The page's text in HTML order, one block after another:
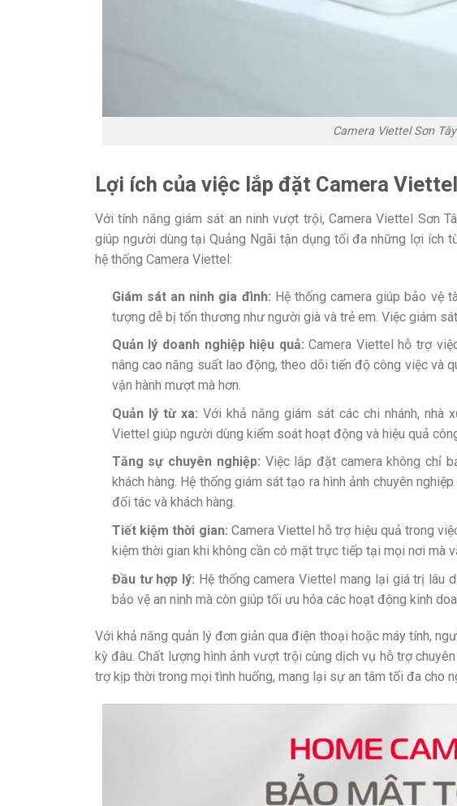
Camera Viettel Sơn
Lợi ích của việc lắp đặt Camera
Với tính năng giám sát an ninh vượt trội, Camera Viettel Sơn
giúp người dùng tại Quảng Ngãi tận dụng tối đa những lợi ích
hệ thống Camera Viettel:
Giám sát an ninh gia đình: Hệ thống camera giúp bảo vệ
tượng dễ bị tổn thương như người già và trẻ em. Việc giám
Quản lý doanh nghiệp hiệu quả:Camera Viettel hỗ trợ
nâng cao năng suất lao động, theo dõi tiến độ công việc và
vận hành mượt mà hơn.
Quản lý từ xa: Với khả năng giám sát các chi nhánh, nhà
Viettel giúp người dùng kiểm soát hoạt động và hiệu quả
Tăng sự chuyên nghiệp: Việc lắp đặt camera không chỉ
khách hàng. Hệ thống giám sát tạo ra hình ảnh chuyên
đối tác và khách hàng.
Tiết kiệm thời gian: Camera Viettel hỗ trợ hiệu quả trong
kiệm thời gian khi không cần có mặt trực tiếp tại mọi nơi mà
Đầu tư hợp lý: Hệ thống camera Viettel mang lại giá trị lâu
bảo vệ an ninh mà còn giúp tối ưu hóa các hoạt động kinh
Với khả năng quản lý đơn giản qua điện thoại hoặc máy tính,
kỳ đâu. Chất lượng hình ảnh vượt trội cùng dịch vụ hỗ trợ
trợ kịp thời trong mọi tình huống, mang lại sự an tâm tối đa cho